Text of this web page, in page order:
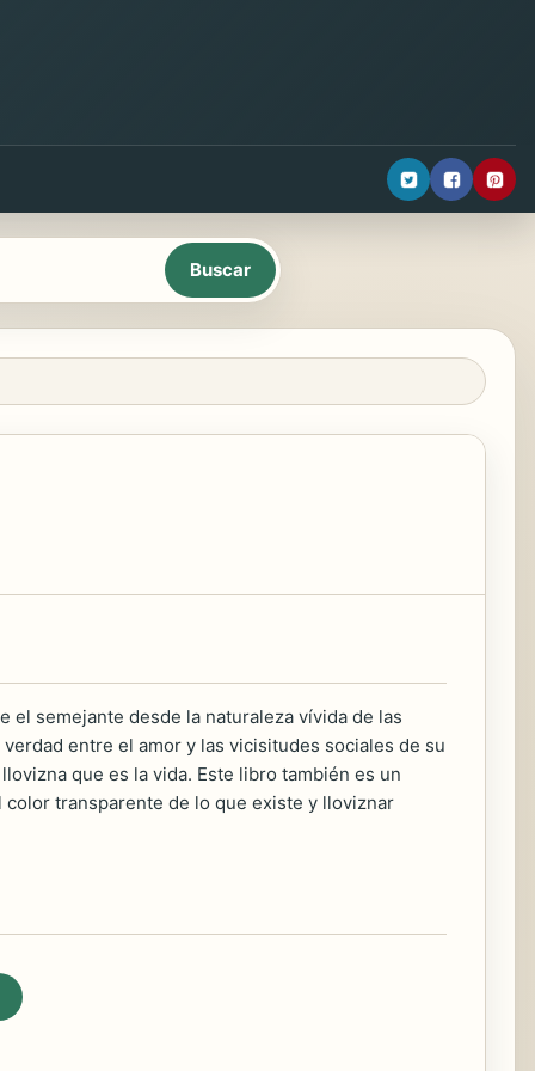
el semejante desde la naturaleza vívida de las
entre el amor y las vicisitudes sociales de su
que es la vida. Este libro también es un
transparente de lo que existe y lloviznar